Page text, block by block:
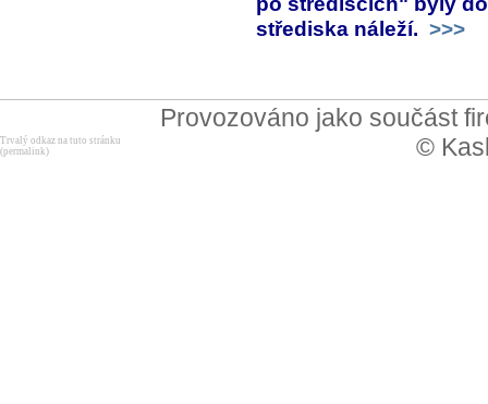
střediska náleží. >>>
Provozováno jako součást
©
Trvalý odkaz na tuto stránku
(permalink)